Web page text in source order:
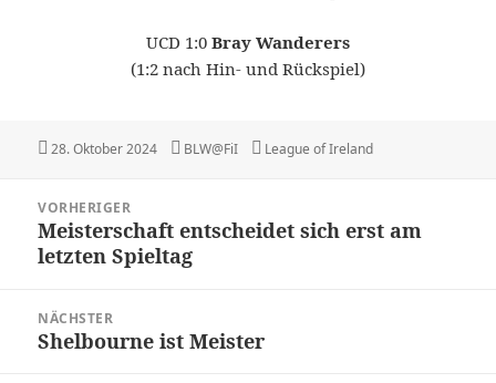
UCD 1:0 Bray Wanderers
(1:2 nach Hin- und Rückspiel)
Veröffentlicht
28. Oktober 2024 Autor
BLW@FiI Kategorien
League of Ireland
VORHERIGER
Vorheriger
Beitrag:
Meisterschaft entscheidet sich erst am
letzten Spieltag
NÄCHSTER
Nächster
Shelbourne ist Meister